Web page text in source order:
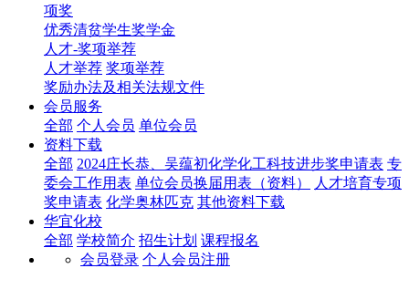
项奖
优秀清贫学生奖学金
人才-奖项举荐
人才举荐 奖项举荐
奖励办法及相关法规文件
会员服务
全部 个人会员 单位会员
资料下载
全部 2024庄长恭、吴蕴初化学化工科技进步奖申请表 专
委会工作用表 单位会员换届用表（资料）
人才培育专项
奖申请表 化学奥林匹克 其他资料下载
华宜化校
全部 学校简介 招生计划 课程报名
会员登录 个人会员注册